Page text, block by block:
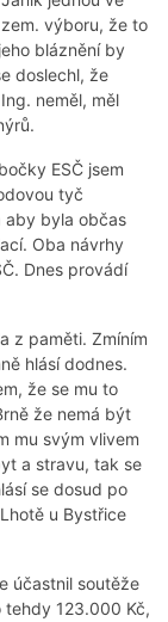
výboru, že to
bláznění by
doslechl, že
neměl, měl
ESČ jsem
tyč
aby byla občas
Oba návrhy
Dnes provádí
z paměti. Zmíním
hlásí dodnes.
že se mu to
že nemá být
mu svým vlivem
a stravu, tak se
se dosud po
u Bystřice
účastnil soutěže
tehdy 123.000 Kč,